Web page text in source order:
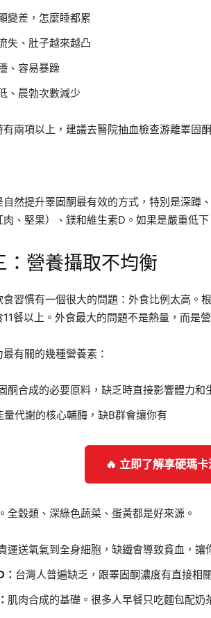
變差，怎麼睡都累
失、肚子越來越凸
、容易暴躁
、晨勃次數減少
兩項以上，建議去醫院抽血檢查游離睪固
自然提升睪固酮最有效的方式，特別是深蹲
肉、堅果）、鎂和維生素D。如果是嚴重低
：營養攝取不均衡
食習慣有一個很大的問題：外食比例太高。
11餐以上。外食最大的問題不是熱量，而
有關的幾種營養素：
酮合成的必要原料，缺乏時直接影響體力和
量代謝的核心輔酶，缺B群會讓你有
🔥 立即了解享硬瑪
全穀類、深綠色蔬菜、蛋黃都是好來源。
運送氧氣到全身細胞，缺鐵會導致貧血，
台灣人普遍缺乏，跟睪固酮濃度有直接相
肌肉合成的基礎。很多人早餐只吃麵包配奶